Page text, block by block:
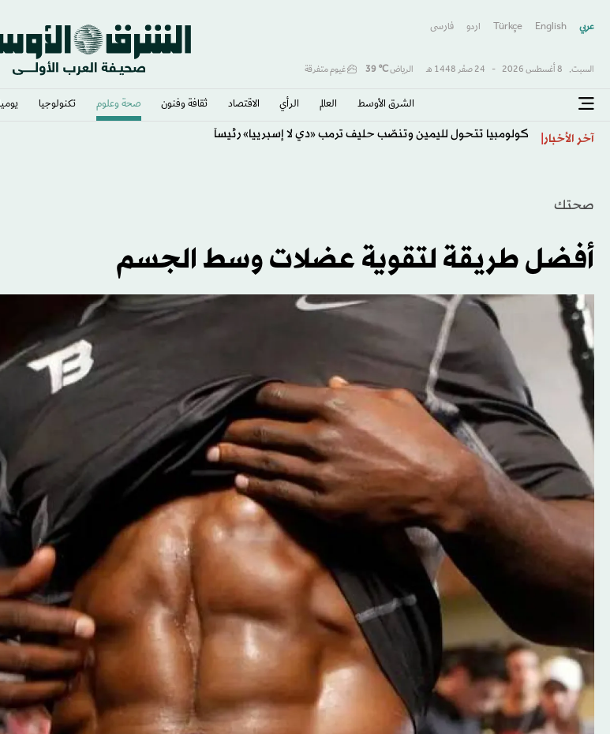
عربي English
Türkçe اردو فارسى
السبت, 8 أغسطس 2026 - 24 صفَر 1448 هـ الرياض℃
39 غيوم متفرقة
الشرق الأوسط​ العالم الرأي الاقتصاد ثقافة وفنون صحة وعلوم تكنولوجيا
آخر الأخبار كولومبيا تتحول لليمين وتنصّب حليف ترمب «دي لا إسبرييا» رئيساً
صحتك
أفضل طريقة لتقوية عضلات وسط الجسم